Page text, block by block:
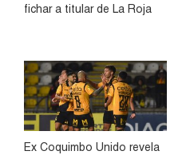
fichar a titular de La Roja
Ex Coquimbo Unido revela